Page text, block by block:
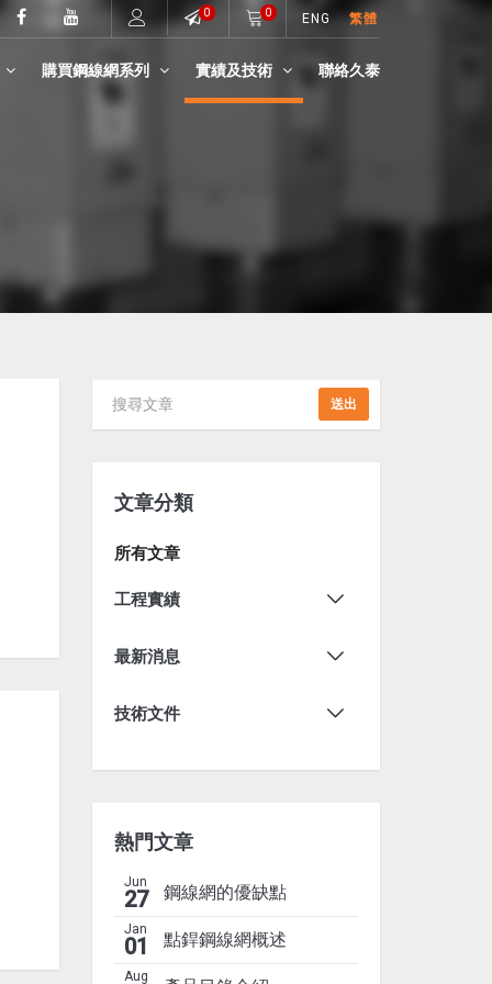
0 0 ENG 繁體
購買鋼線網系列 實績及技術 聯絡久泰
送出
文章分類
所有文章
工程實績
最新消息
技術文件
熱門文章
Jun
27 鋼線網的優缺點
Jan
01 點銲鋼線網概述
Aug